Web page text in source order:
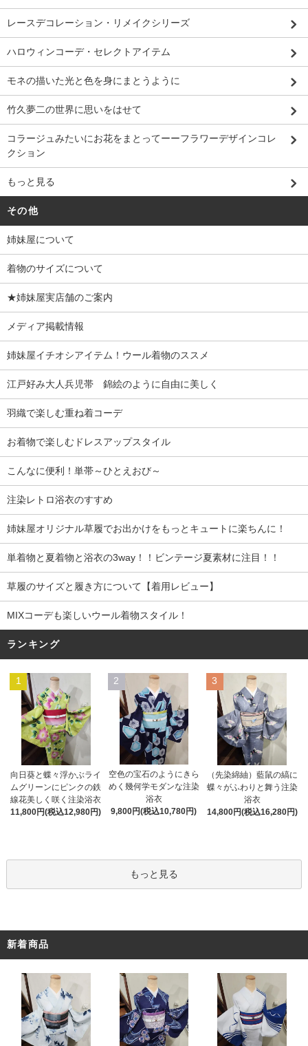
レースデコレーション・リメイクシリーズ
ハロウィンコーデ・セレクトアイテム
モネの描いた光と色を身にまとうように
竹久夢二の世界に思いをはせて
コラージュみたいにお花をまとってーーフラワーデザインコレ
クション
もっと見る
その他
姉妹屋について
着物のサイズについて
★姉妹屋実店舗のご案内
メディア掲載情報
姉妹屋イチオシアイテム！ウール着物のススメ
江戸好み大人兵児帯 錦絵のように自由に美しく
羽織で楽しむ重ね着コーデ
お着物で楽しむドレスアップスタイル
こんなに便利！単帯～ひとえおび～
注染レトロ浴衣のすすめ
姉妹屋オリジナル草履でお出かけをもっとキュートに楽ちんに！
単着物と夏着物と浴衣の3way！！ビンテージ夏素材に注目！！
草履のサイズと履き方について【着用レビュー】
MIXコーデも楽しいウール着物スタイル！
ランキング
1
向日葵と蝶々浮かぶライ
ムグリーンにピンクの鉄
線花美しく咲く注染浴衣
11,800円(税込12,980円)
2
空色の宝石のようにきら
めく幾何学モダンな注染
浴衣
9,800円(税込10,780円)
3
（先染綿紬）藍鼠の縞に
蝶々がふわりと舞う注染
浴衣
14,800円(税込16,280円)
もっと見る
新着商品